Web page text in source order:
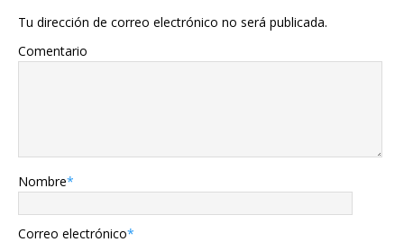
Tu dirección de correo electrónico no será publicada.
Comentario
Nombre*
Correo electrónico*